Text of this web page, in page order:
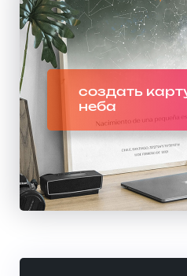
создать
неба